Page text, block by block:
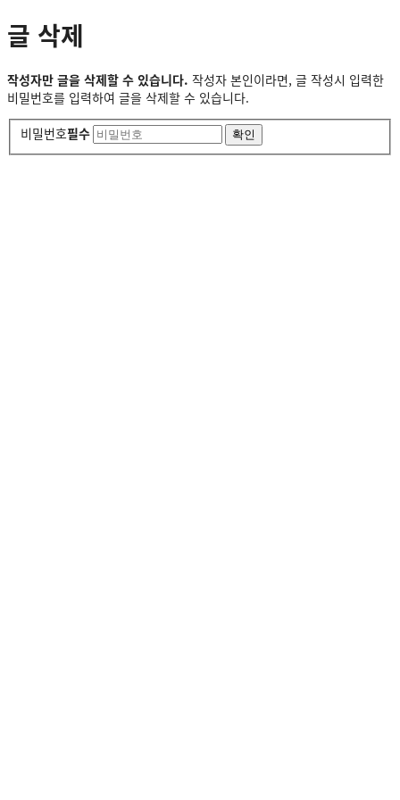
글 삭제
작성자만 글을 삭제할 수 있습니다. 작성자 본인이라면, 글 작성시 입력한
비밀번호를 입력하여 글을 삭제할 수 있습니다.
비밀번호필수